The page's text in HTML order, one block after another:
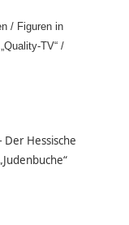
/ Figuren in
TV“ /
Hessische